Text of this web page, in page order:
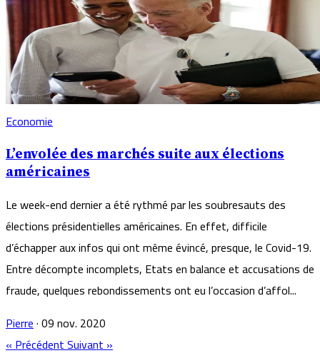
Economie
L’envolée des marchés suite aux élections
américaines
Le week-end dernier a été rythmé par les soubresauts des
élections présidentielles américaines. En effet, difficile
d’échapper aux infos qui ont même évincé, presque, le Covid-19.
Entre décompte incomplets, Etats en balance et accusations de
fraude, quelques rebondissements ont eu l’occasion d’affol...
Pierre·09 nov. 2020
« PrécédentSuivant »